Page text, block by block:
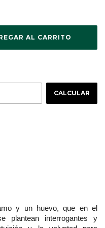
CALCULAR
y un huevo, que en el
plantean interrogantes y